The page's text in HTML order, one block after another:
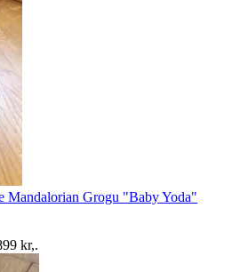
Mandalorian Grogu "Baby Yoda"
kr,.